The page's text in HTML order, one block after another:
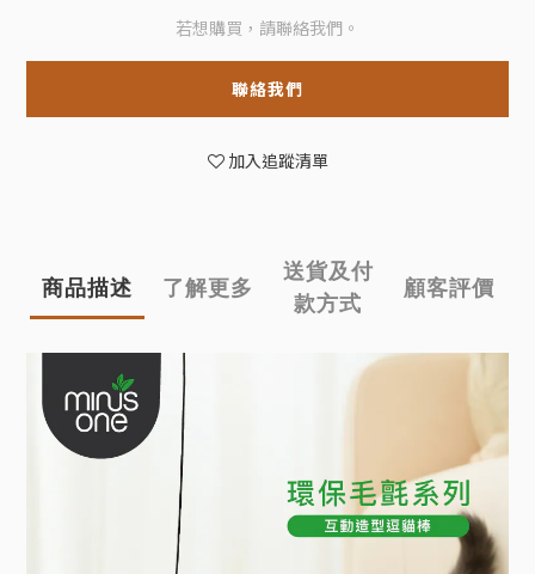
若想購買，請聯絡我們。
聯絡我們
加入追蹤清單
商品描述 了解更多
送貨及付
款方式
顧客評價